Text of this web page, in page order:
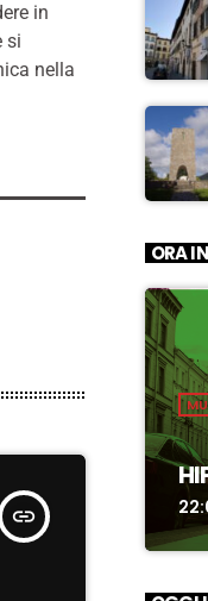
in
si
nella
insert_link
ORA